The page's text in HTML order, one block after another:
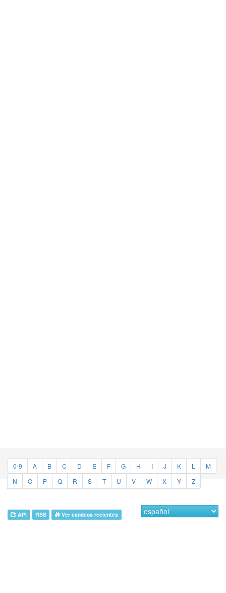
0-9 A B C D E F G H I J K L
M
N
O P Q R S T U V W X Y Z
API RSS Ver cambios recientes